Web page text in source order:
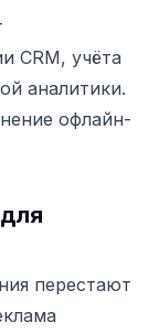
CRM, учёта
аналитики.
офлайн-
перестают